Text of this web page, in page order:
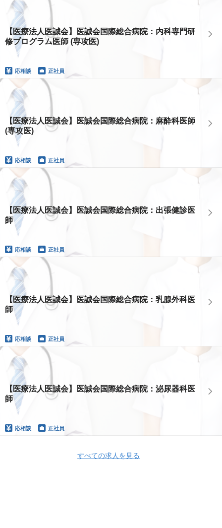
【医療法人医誠会】医誠会国際総合病院：内科専門研
修プログラム医師 (専攻医)
応相談 正社員
【医療法人医誠会】医誠会国際総合病院：麻酔科医師
(専攻医)
応相談 正社員
【医療法人医誠会】医誠会国際総合病院：出張健診医
師
応相談 正社員
【医療法人医誠会】医誠会国際総合病院：乳腺外科医
師
応相談 正社員
【医療法人医誠会】医誠会国際総合病院：泌尿器科医
師
応相談 正社員
すべての求人を見る